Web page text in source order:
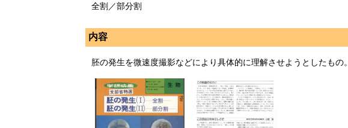
全割／部分割
内容
胚の発生を微速度撮影などにより具体的に理解させようとしたもの。